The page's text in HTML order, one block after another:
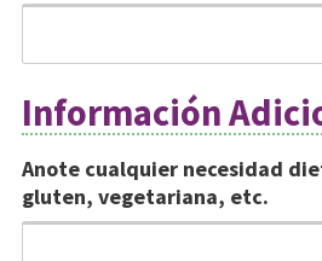
Información
Anote cualquier necesidad
gluten, vegetariana, etc.